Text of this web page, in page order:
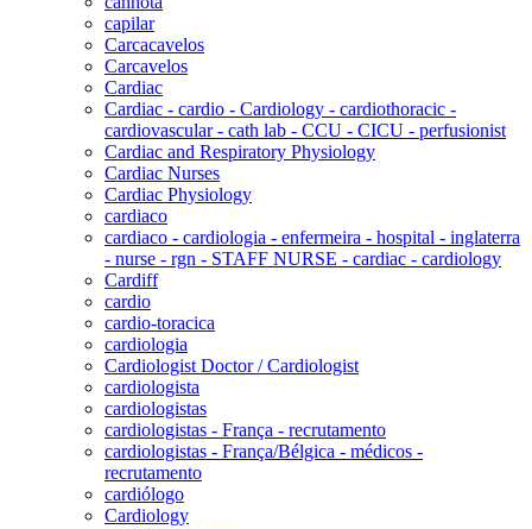
capilar
Carcacavelos
Carcavelos
Cardiac
Cardiac - cardio - Cardiology - cardiothoracic -
cardiovascular - cath lab - CCU - CICU - perfusionist
Cardiac and Respiratory Physiology
Cardiac Nurses
Cardiac Physiology
cardiaco
cardiaco - cardiologia - enfermeira - hospital - inglaterra
- nurse - rgn - STAFF NURSE - cardiac - cardiology
Cardiff
cardio
cardio-toracica
cardiologia
Cardiologist Doctor / Cardiologist
cardiologista
cardiologistas
cardiologistas - França - recrutamento
cardiologistas - França/Bélgica - médicos -
recrutamento
cardiólogo
Cardiology